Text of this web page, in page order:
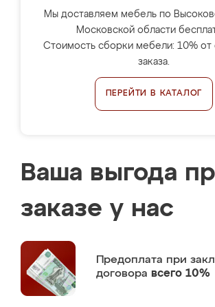
Мы доставляем мебель по
Московской области
Стоимость сборки мебели: 10% от
заказа.
ПЕРЕЙТИ В КАТАЛОГ
Ваша выгода
заказе у нас
Предоплата при
договора всего 10%